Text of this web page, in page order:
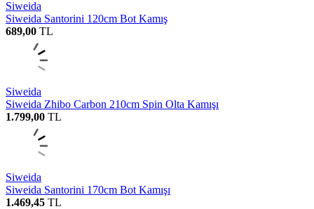
Siweida
Siweida Santorini 120cm Bot Kamış
689,00 TL
Siweida
Siweida Zhibo Carbon 210cm Spin Olta Kamışı
1.799,00 TL
Siweida
Siweida Santorini 170cm Bot Kamışı
1.469,45 TL